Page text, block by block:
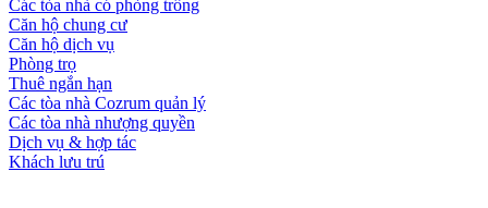
Các tòa nhà có phòng trống
Căn hộ chung cư
Căn hộ dịch vụ
Phòng trọ
Thuê ngắn hạn
Các tòa nhà Cozrum quản lý
Các tòa nhà nhượng quyền
Dịch vụ & hợp tác
Khách lưu trú